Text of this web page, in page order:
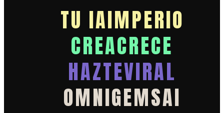
TU IAIMPERIO
CREACRECE
HAZTEVIRAL
OMNIGEMSAI